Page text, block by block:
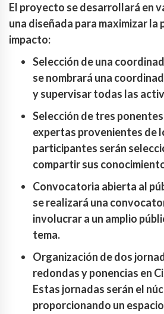
El proyecto se desarrollará en
una diseñada para maximizar la
impacto:
Selección de una
se nombrará una
y supervisar todas las
Selección de tres
expertas provenientes de
participantes serán
compartir sus
Convocatoria abierta al
se realizará una
involucrar a un amplio
tema.
Organización de dos
redondas y ponencias en
Estas jornadas serán el
proporcionando un